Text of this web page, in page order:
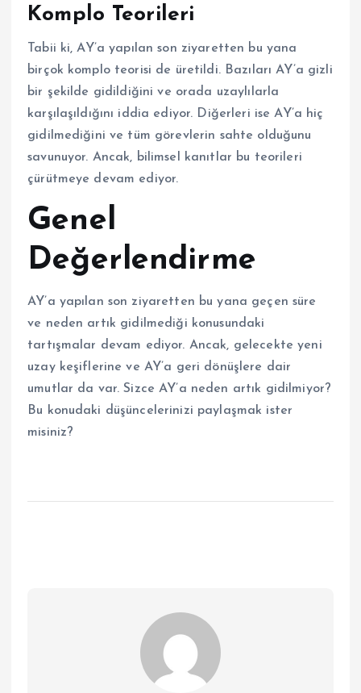
Komplo Teorileri
Tabii ki, AY’a yapılan son ziyaretten bu yana
birçok komplo teorisi de üretildi. Bazıları AY’a gizli
bir şekilde gidildiğini ve orada uzaylılarla
karşılaşıldığını iddia ediyor. Diğerleri ise AY’a hiç
gidilmediğini ve tüm görevlerin sahte olduğunu
savunuyor. Ancak, bilimsel kanıtlar bu teorileri
çürütmeye devam ediyor.
Genel
Değerlendirme
AY’a yapılan son ziyaretten bu yana geçen süre
ve neden artık gidilmediği konusundaki
tartışmalar devam ediyor. Ancak, gelecekte yeni
uzay keşiflerine ve AY’a geri dönüşlere dair
umutlar da var. Sizce AY’a neden artık gidilmiyor?
Bu konudaki düşüncelerinizi paylaşmak ister
misiniz?